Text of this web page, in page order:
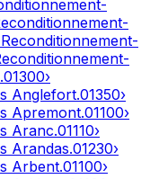
Reconditionnement-
.01300›
Anglefort.01350›
Apremont.01100›
Aranc.01110›
Arandas.01230›
Arbent.01100›